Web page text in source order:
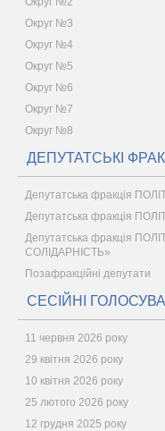
Округ №3
Округ №4
Округ №5
Округ №6
Округ №7
Округ №8
ДЕПУТАТСЬКІ
Депутатська фракція
Депутатська фракція
Депутатська фракція
СОЛІДАРНІСТЬ»
Позафракційні депутати
СЕСІЙНІ
11 червня 2026 року
29 квітня 2026 року
10 квітня 2026 року
25 лютого 2026 року
12 грудня 2025 року